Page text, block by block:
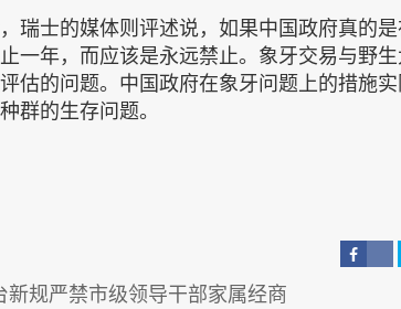
瑞士的媒体则评述说，如果中国政府真的
一年，而应该是永远禁止。象牙交易与野
估的问题。中国政府在象牙问题上的措施
群的生存问题。
新规严禁市级领导干部家属经商